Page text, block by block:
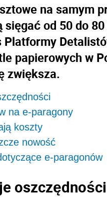
na samym
sięgać od 50 do
papierowych w
zwiększa.
na e-paragony
koszty
nowość
e-paragonów
oszczędności